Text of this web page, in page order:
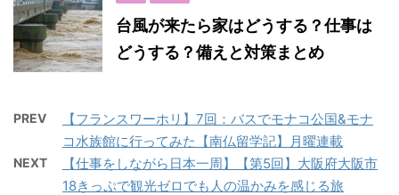
台風が来たら家はどうする？仕事は
どうする？備えと対策まとめ
PREV
【フランスワーホリ】7回：バスでモナコ公国&モナ
コ水族館に行ってみた【南仏留学記】月曜連載
NEXT
【仕事をしながら日本一周】【第5回】大阪府大阪市
18きっぷで観光ゼロでも人の温かみを感じる旅